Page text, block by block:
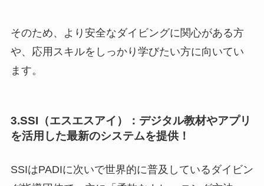
そのため、より安全なダイビングに関心がある方
や、応用スキルをしっかり学びたい方に向いてい
ます。
3.SSI（エスエスアイ）：デジタル教材やアプリ
を活用した最新のシステムを提供！
SSIはPADIに次いで世界的に普及しているダイビン